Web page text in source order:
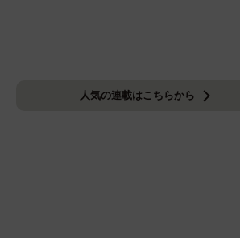
人気の連載はこちらから